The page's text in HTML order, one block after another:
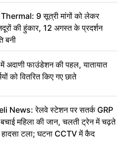
9 सूत्री मांगों को लेकर
की हुंकार, 12 अगस्त के प्रदर्शन
बनी
अदाणी फाउंडेशन की पहल, यातायात
को वितरित किए गए छाते
News: रेलवे स्टेशन पर सतर्क GRP
बचाई महिला की जान, चलती ट्रेन में चढ़ते
टला; घटना CCTV में कैद